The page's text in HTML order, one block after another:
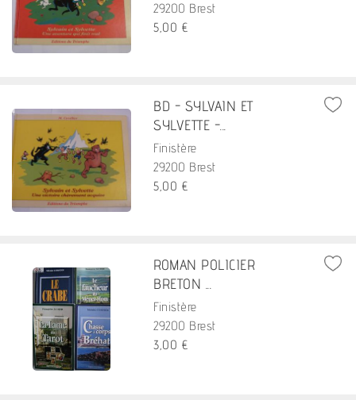
29200 Brest
5,00 €
BD - SYLVAIN ET
SYLVETTE -...
Finistère
29200 Brest
5,00 €
ROMAN POLICIER
BRETON ...
Finistère
29200 Brest
3,00 €